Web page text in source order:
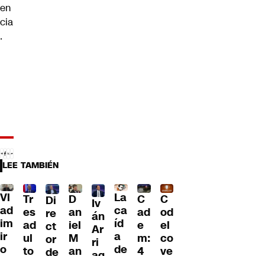
en
cia
.
LEE TAMBIÉN
Vl
ad
im
ir
o
Tr
es
ad
ul
to
Di
re
ct
or
de
D
an
iel
M
an
Iv
án
Ar
ri
La
ca
íd
a
de
C
ad
e
m:
4
C
od
el
co
ve